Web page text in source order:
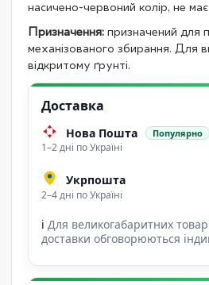
насичено-червоний колір, не
Призначення: призначений для
механізованого збирання. Для
відкритому ґрунті.
Доставка
Нова Пошта Популярно
1–2 дні по Україні
Укрпошта
2–4 дні по Україні
ℹ Для великогабаритних
доставки обговорюються